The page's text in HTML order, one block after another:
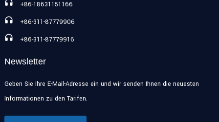
+86-18631151166
+86-311-87779906
+86-311-87779916
Newsletter
Geben Sie Ihre E-Mail-Adresse ein und wir senden Ihnen die neuesten
Informationen zu den Tarifen.